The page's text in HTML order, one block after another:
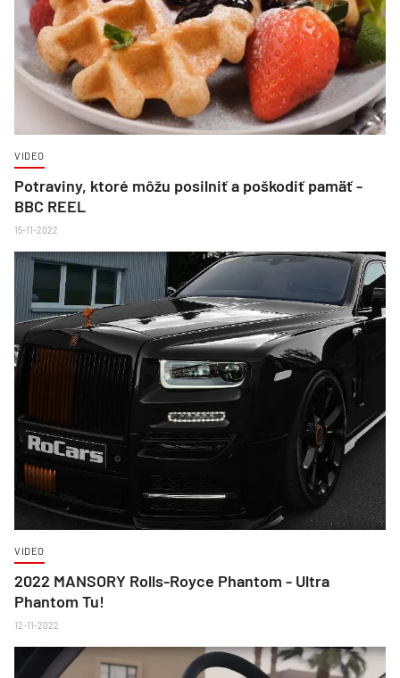
VIDEO
Potraviny, ktoré môžu posilniť a poškodiť pamäť -
BBC REEL
15-11-2022
VIDEO
2022 MANSORY Rolls-Royce Phantom - Ultra
Phantom Tu!
12-11-2022